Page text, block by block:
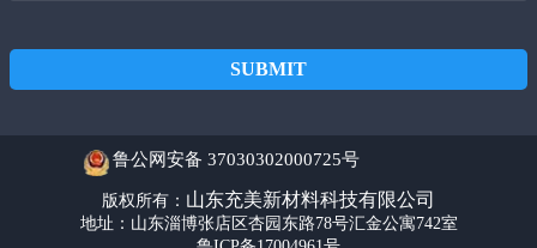
SUBMIT
鲁公网安备 37030302000725号
版权所有： 山东充美新材料科技有限公司
地址：山东淄博张店区杏园东路78号汇金公寓742室